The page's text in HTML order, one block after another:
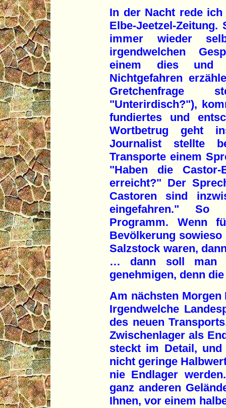
In der Nacht rede
Elbe-Jeetzel-
immer wieder
irgendwelchen
einem dies und
Nichtgefahren
Gretchenfrage
"Unterirdisch?"),
fundiertes und
Wortbetrug geht
Journalist stellte
Transporte einem
"Haben die
erreicht?" Der
Castoren sind
eingefahren." So
Programm. Wenn
Bevölkerung
Salzstock waren,
… dann soll man
genehmigen, denn
Am nächsten Morgen
Irgendwelche
des neuen
Zwischenlager als
steckt im Detail,
nicht geringe
nie Endlager
ganz anderen
Ihnen, vor einem